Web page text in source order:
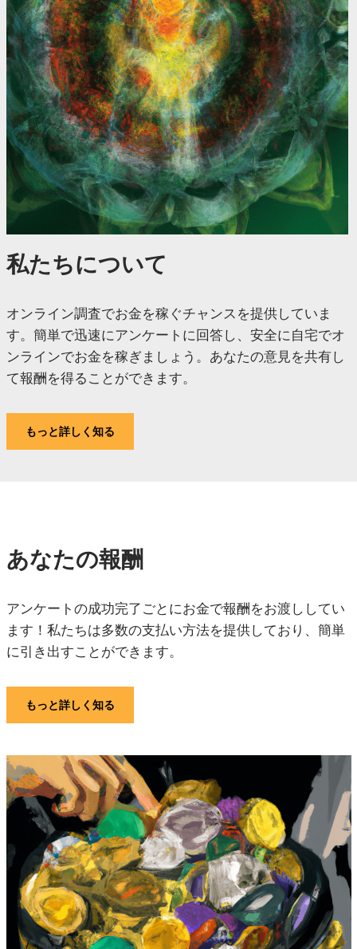
私たちについて
オンライン調査でお金を稼ぐチャンスを提供していま
す。簡単で迅速にアンケートに回答し、安全に自宅でオ
ンラインでお金を稼ぎましょう。あなたの意見を共有し
て報酬を得ることができます。
もっと詳しく知る
あなたの報酬
アンケートの成功完了ごとにお金で報酬をお渡ししてい
ます！私たちは多数の支払い方法を提供しており、簡単
に引き出すことができます。
もっと詳しく知る